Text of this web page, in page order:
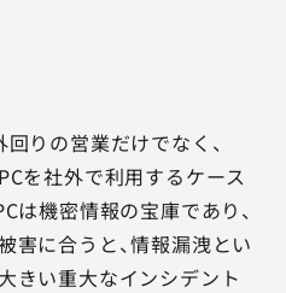
りの営業だけでなく、
を社外で利用するケース
は機密情報の宝庫であり、
害に合うと、情報漏洩とい
きい重大なインシデント